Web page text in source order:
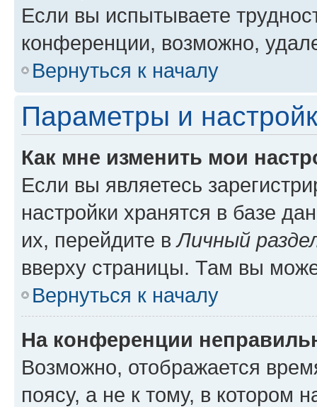
Если вы испытываете
конференции, возможно,
Вернуться к началу
Параметры и
Как мне изменить мои
Если вы являетесь
настройки хранятся в базе
их, перейдите вЛичный
вверху страницы. Там вы
Вернуться к началу
На конференции
Возможно, отображается
поясу, а не к тому, в котором